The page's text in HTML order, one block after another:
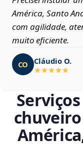
América, Santo
com agilidade,
muito eficiente.
CO Cláudio O.